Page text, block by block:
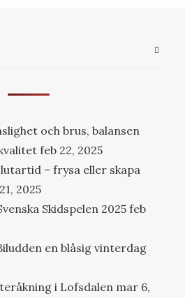
och brus, balansen
feb 22, 2025
– frysa eller skapa
2025
Skidspelen 2025 feb
en blåsig vinterdag
i Lofsdalen mar 6,